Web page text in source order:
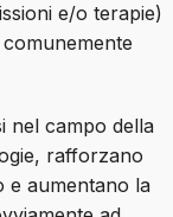
e/o terapie)
nel campo della
rafforzano
e aumentano la